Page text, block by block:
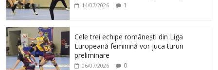
14/07/2026 1
Cele trei echipe românești din Liga
Europeană feminină vor juca tururi
preliminare
06/07/2026 0